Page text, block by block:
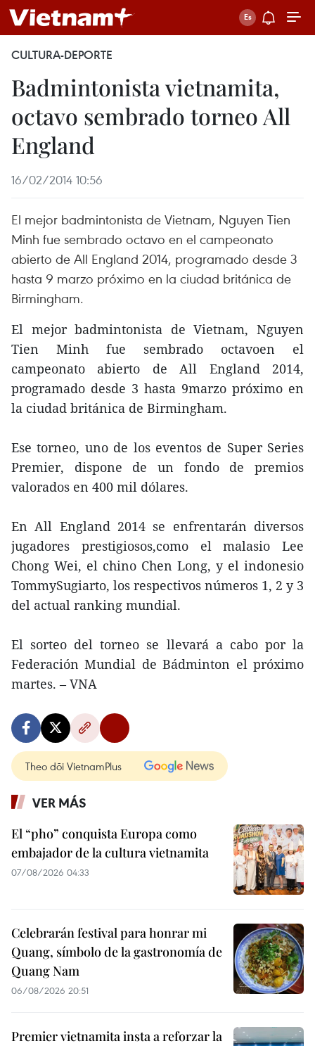
CULTURA-DEPORTE
Badmintonista vietnamita,
octavo sembrado torneo All
England
16/02/2014 10:56
El mejor badmintonista de Vietnam, Nguyen Tien
Minh fue sembrado octavo en el campeonato
abierto de All England 2014, programado desde 3
hasta 9 marzo próximo en la ciudad británica de
Birmingham.
El mejor badmintonista de Vietnam, Nguyen
Tien Minh fue sembrado octavoen el
campeonato abierto de All England 2014,
programado desde 3 hasta 9marzo próximo en
la ciudad británica de Birmingham.
Ese torneo, uno de los eventos de Super Series
Premier, dispone de un fondo de premios
valorados en 400 mil dólares.
En All England 2014 se enfrentarán diversos
jugadores prestigiosos,como el malasio Lee
Chong Wei, el chino Chen Long, y el indonesio
TommySugiarto, los respectivos números 1, 2 y 3
del actual ranking mundial.
El sorteo del torneo se llevará a cabo por la
Federación Mundial de Bádminton el próximo
martes. – VNA
Theo dõi VietnamPlus
VER MÁS
El “pho” conquista Europa como
embajador de la cultura vietnamita
07/08/2026 04:33
Celebrarán festival para honrar mi
Quang, símbolo de la gastronomía de
Quang Nam
06/08/2026 20:51
Premier vietnamita insta a reforzar la